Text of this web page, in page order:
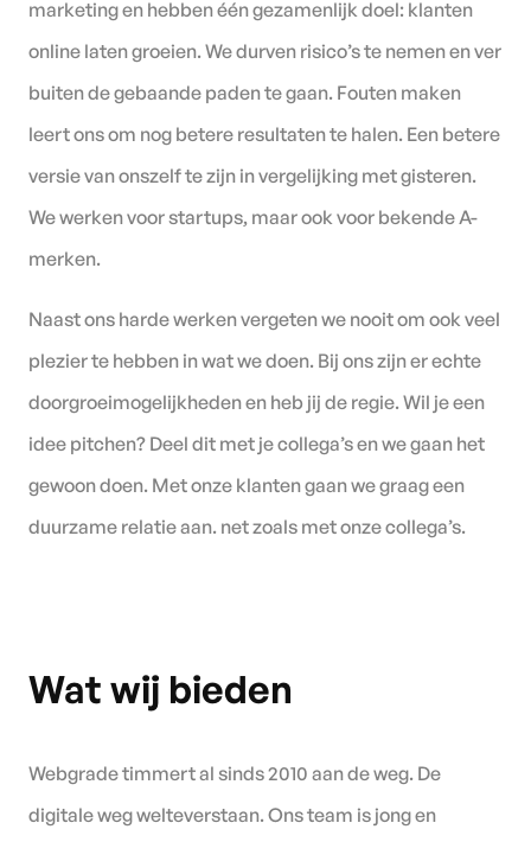
marketing en hebben één gezamenlijk doel: klanten
online laten groeien. We durven risico’s te nemen en ver
buiten de gebaande paden te gaan. Fouten maken
leert ons om nog betere resultaten te halen. Een betere
versie van onszelf te zijn in vergelijking met gisteren.
We werken voor startups, maar ook voor bekende A-
merken.
Naast ons harde werken vergeten we nooit om ook veel
plezier te hebben in wat we doen. Bij ons zijn er echte
doorgroeimogelijkheden en heb jij de regie. Wil je een
idee pitchen? Deel dit met je collega’s en we gaan het
gewoon doen. Met onze klanten gaan we graag een
duurzame relatie aan. net zoals met onze collega’s.
Wat wij bieden
Webgrade timmert al sinds 2010 aan de weg. De
digitale weg welteverstaan. Ons team is jong en